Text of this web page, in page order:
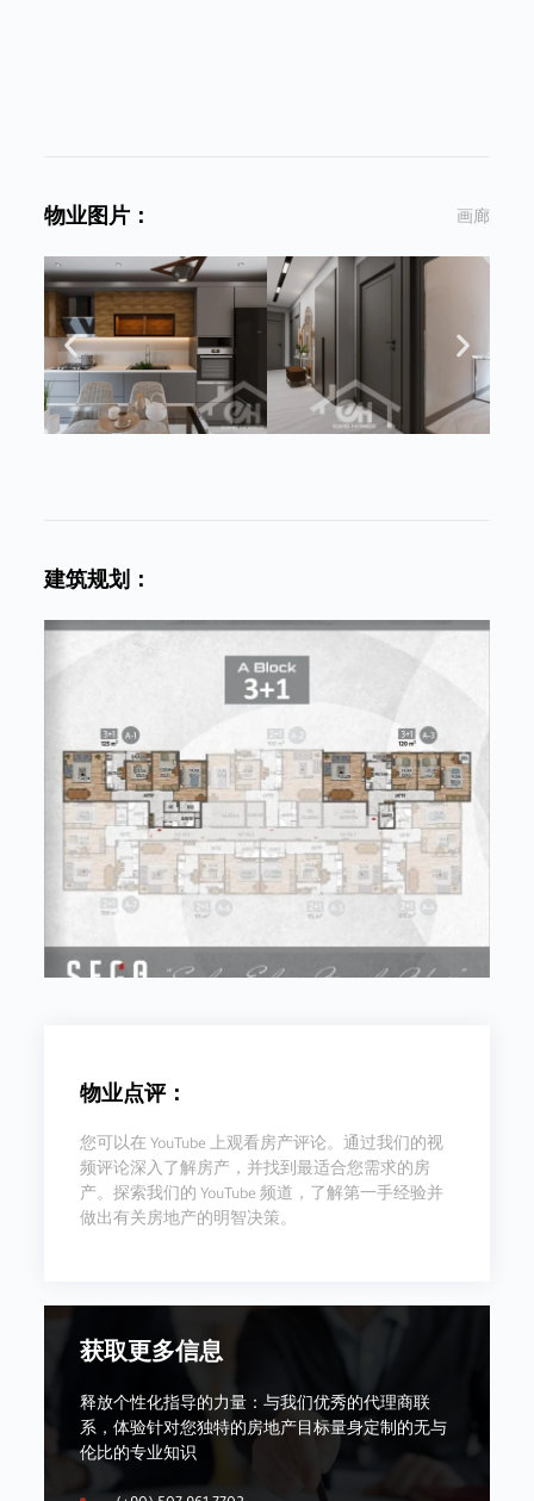
物业图片： 画廊
建筑规划：
物业点评：
您可以在 YouTube 上观看房产评论。通过我们的视
频评论深入了解房产，并找到最适合您需求的房
产。探索我们的 YouTube 频道，了解第一手经验并
做出有关房地产的明智决策。
获取更多信息
释放个性化指导的力量：与我们优秀的代理商联
系，体验针对您独特的房地产目标量身定制的无与
伦比的专业知识